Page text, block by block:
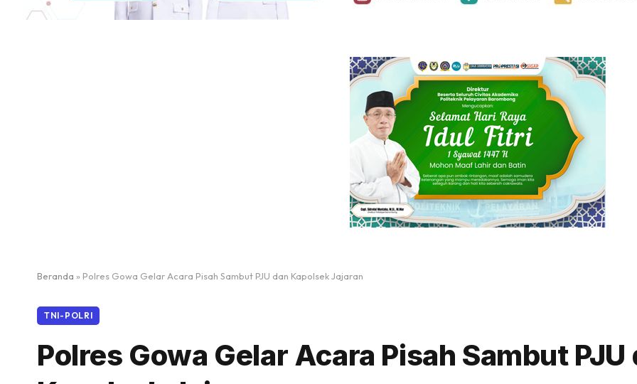
Beranda » Polres Gowa Gelar Acara Pisah Sambut PJU dan Kapolsek Jajaran
TNI-POLRI
Polres Gowa Gelar Acara Pisah Sambut PJU